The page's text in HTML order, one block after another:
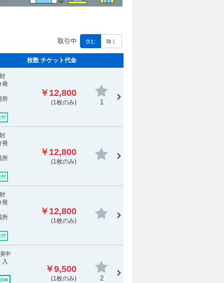
取引中 含む 除く
枚数 チケット代金
発
所
付
￥12,800
(1枚のみ) 1
発
所
付
￥12,800
(1枚のみ)
発
所
付
￥12,800
(1枚のみ)
中
OK
￥9,500
(1枚のみ) 2